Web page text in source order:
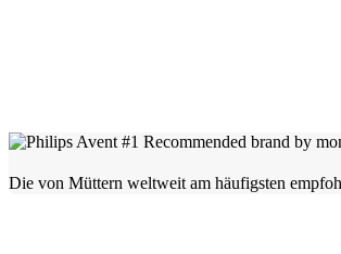
Die von Müttern weltweit am häufigsten